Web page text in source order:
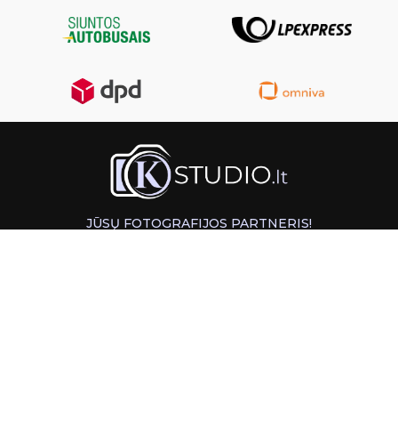
JŪSŲ FOTOGRAFIJOS PARTNERIS!